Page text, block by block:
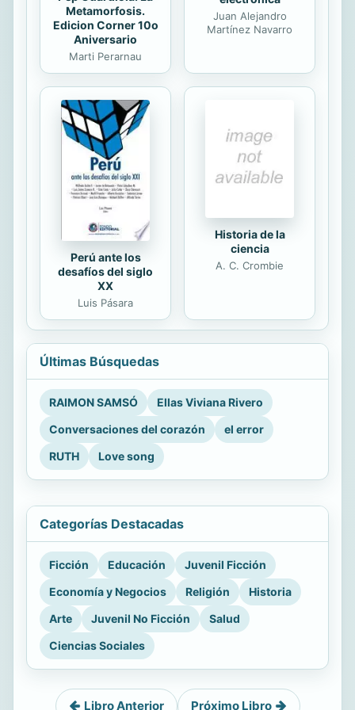
Metamorfosis.
Edicion Corner 10o
Aniversario
Marti Perarnau
Juan Alejandro
Martínez Navarro
Perú ante los
desafíos del siglo
XX
Luis Pásara
Historia de la
ciencia
A. C. Crombie
Últimas Búsquedas
RAIMON SAMSÓ
Ellas Viviana Rivero
Conversaciones del corazón
el error
RUTH
Love song
Categorías Destacadas
Ficción Educación
Juvenil Ficción
Economía y Negocios
Religión
Historia
Arte
Juvenil No Ficción
Salud
Ciencias Sociales
Libro Anterior Próximo Libro